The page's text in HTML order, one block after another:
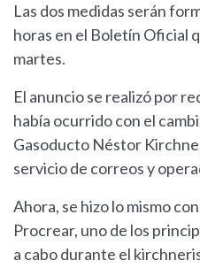
Las dos medidas serán
horas en el Boletín Oficial
martes.
El anuncio se realizó por
había ocurrido con el
Gasoducto Néstor
servicio de correos y
Ahora, se hizo lo mismo
Procrear, uno de los
a cabo durante el